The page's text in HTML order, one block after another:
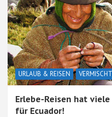
URLAUB & REISEN
Erlebe-Reisen hat
für Ecuador!